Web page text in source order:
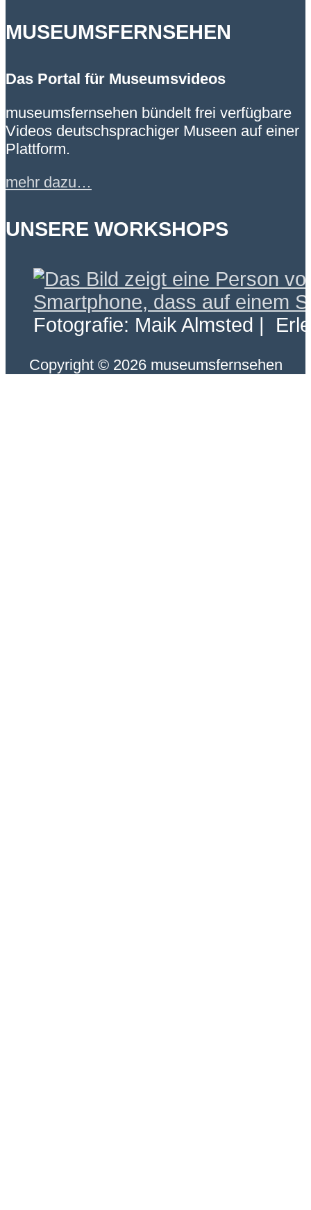
MUSEUMSFERNSEHEN
Das Portal für Museumsvideos
museumsfernsehen bündelt frei verfügbare
Videos deutschsprachiger Museen auf einer
Plattform.
mehr dazu…
UNSERE WORKSHOPS
Fotografie: Maik Almsted |
Copyright © 2026 museumsfernsehen